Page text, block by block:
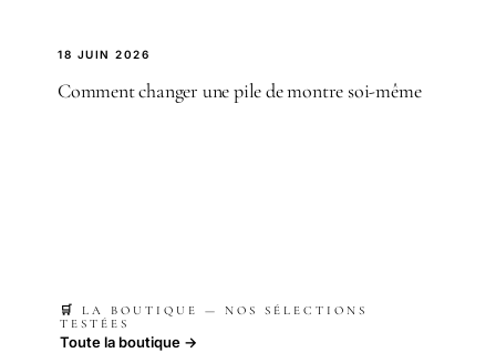
18 JUIN 2026
Comment changer une pile de montre soi-même
🛒 LA BOUTIQUE — NOS SÉLECTIONS
TESTÉES
Toute la boutique →